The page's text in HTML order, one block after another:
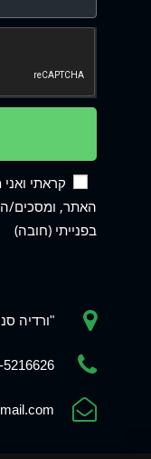
קראתי
האתר, ומסכים/ה
בפנייתי (חובה)
"ורדיה
5216626